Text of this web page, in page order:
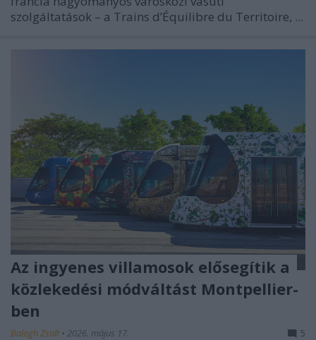
szolgáltatások – a Trains d’Équilibre du Territoire, ...
Az ingyenes villamosok elősegítik a
közlekedési módváltást Montpellier-
ben
Balogh Zsolt • 2026. május 17. 5